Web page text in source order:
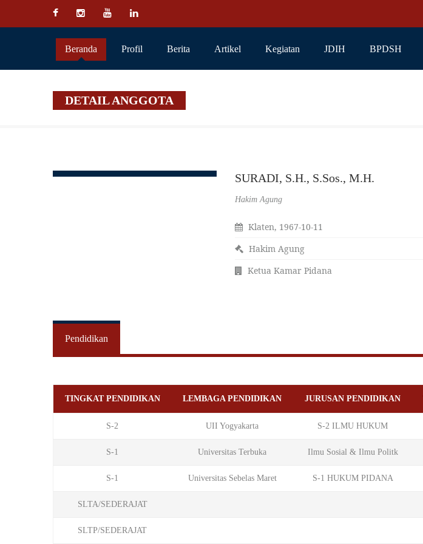
Beranda Profil Berita Artikel Kegiatan JDIH BPDSH
DETAIL ANGGOTA
SURADI, S.H., S.Sos., M.H.
Hakim Agung
Klaten, 1967-10-11
Hakim Agung
Ketua Kamar Pidana
Pendidikan
TINGKAT PENDIDIKAN LEMBAGA PENDIDIKAN JURUSAN PENDIDIKAN
S-2 UII Yogyakarta S-2 ILMU HUKUM
S-1 Universitas Terbuka Ilmu Sosial & Ilmu Politk
S-1 Universitas Sebelas Maret S-1 HUKUM PIDANA
SLTA/SEDERAJAT
SLTP/SEDERAJAT